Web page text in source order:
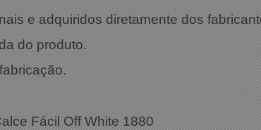
e adquiridos diretamente dos
do produto.
Técnicas:
Fácil Off White 1880